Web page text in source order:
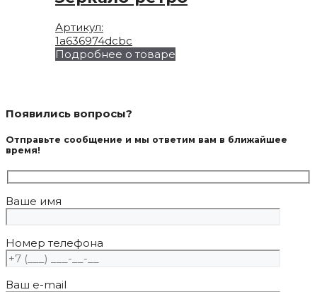
Артикул:
1a636974dcbc
Подробнее о товаре
Появились вопросы?
Отправьте сообщение и мы ответим вам в ближайшее
время!
Ваше имя
Номер телефона
Ваш e-mail